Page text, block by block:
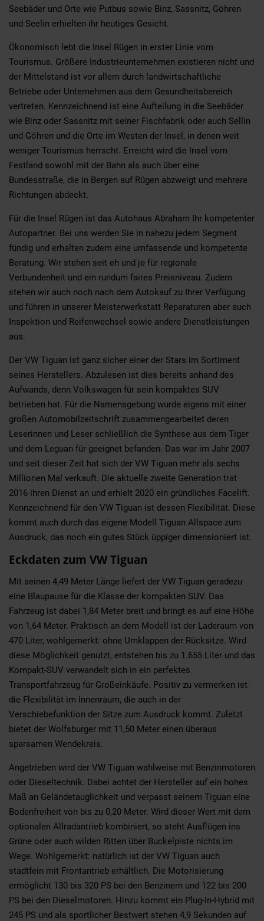
Seebäder und Orte wie Putbus sowie Binz, Sassnitz, Göhren
und Seelin erhielten ihr heutiges Gesicht.
Ökonomisch lebt die Insel Rügen in erster Linie vom
Tourismus. Größere Industrieunternehmen existieren nicht und
der Mittelstand ist vor allem durch landwirtschaftliche
Betriebe oder Unternehmen aus dem Gesundheitsbereich
vertreten. Kennzeichnend ist eine Aufteilung in die Seebäder
wie Binz oder Sassnitz mit seiner Fischfabrik oder auch Sellin
und Göhren und die Orte im Westen der Insel, in denen weit
weniger Tourismus herrscht. Erreicht wird die Insel vom
Festland sowohl mit der Bahn als auch über eine
Bundesstraße, die in Bergen auf Rügen abzweigt und mehrere
Richtungen abdeckt.
Für die Insel Rügen ist das Autohaus Abraham Ihr kompetenter
Autopartner. Bei uns werden Sie in nahezu jedem Segment
fündig und erhalten zudem eine umfassende und kompetente
Beratung. Wir stehen seit eh und je für regionale
Verbundenheit und ein rundum faires Preisniveau. Zudem
stehen wir auch noch nach dem Autokauf zu Ihrer Verfügung
und führen in unserer Meisterwerkstatt Reparaturen aber auch
Inspektion und Reifenwechsel sowie andere Dienstleistungen
aus.
Der VW Tiguan ist ganz sicher einer der Stars im Sortiment
seines Herstellers. Abzulesen ist dies bereits anhand des
Aufwands, denn Volkswagen für sein kompaktes SUV
betrieben hat. Für die Namensgebung wurde eigens mit einer
großen Automobilzeitschrift zusammengearbeitet deren
Leserinnen und Leser schließlich die Synthese aus dem Tiger
und dem Leguan für geeignet befanden. Das war im Jahr 2007
und seit dieser Zeit hat sich der VW Tiguan mehr als sechs
Millionen Mal verkauft. Die aktuelle zweite Generation trat
2016 ihren Dienst an und erhielt 2020 ein gründliches Facelift.
Kennzeichnend für den VW Tiguan ist dessen Flexibilität. Diese
kommt auch durch das eigene Modell Tiguan Allspace zum
Ausdruck, das noch ein gutes Stück üppiger dimensioniert ist.
Eckdaten zum VW Tiguan
Mit seinen 4,49 Meter Länge liefert der VW Tiguan geradezu
eine Blaupause für die Klasse der kompakten SUV. Das
Fahrzeug ist dabei 1,84 Meter breit und bringt es auf eine Höhe
von 1,64 Meter. Praktisch an dem Modell ist der Laderaum von
470 Liter, wohlgemerkt: ohne Umklappen der Rücksitze. Wird
diese Möglichkeit genutzt, entstehen bis zu 1.655 Liter und das
Kompakt-SUV verwandelt sich in ein perfektes
Transportfahrzeug für Großeinkäufe. Positiv zu vermerken ist
die Flexibilität im Innenraum, die auch in der
Verschiebefunktion der Sitze zum Ausdruck kommt. Zuletzt
bietet der Wolfsburger mit 11,50 Meter einen überaus
sparsamen Wendekreis.
Angetrieben wird der VW Tiguan wahlweise mit Benzinmotoren
oder Dieseltechnik. Dabei achtet der Hersteller auf ein hohes
Maß an Geländetauglichkeit und verpasst seinem Tiguan eine
Bodenfreiheit von bis zu 0,20 Meter. Wird dieser Wert mit dem
optionalen Allradantrieb kombiniert, so steht Ausflügen ins
Grüne oder auch wilden Ritten über Buckelpiste nichts im
Wege. Wohlgemerkt: natürlich ist der VW Tiguan auch
stadtfein mit Frontantrieb erhältlich. Die Motorisierung
ermöglicht 130 bis 320 PS bei den Benzinern und 122 bis 200
PS bei den Dieselmotoren. Hinzu kommt ein Plug-In-Hybrid mit
245 PS und als sportlicher Bestwert stehen 4,9 Sekunden auf